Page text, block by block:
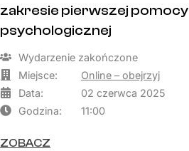
zakresie pierwszej pomocy
psychologicznej
Wydarzenie zakończone
Miejsce:
Online – obejrzyj
Data:
02 czerwca 2025
Godzina:
11:00
ZOBACZ